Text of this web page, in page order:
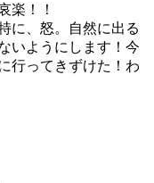
楽！！
に、怒。自然に出る
いようにします！今
行ってきずけた！わ